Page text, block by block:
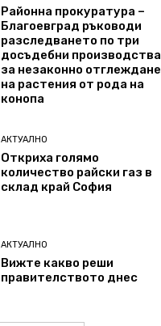
Районна прокуратура –
Благоевград ръководи
разследването по три
досъдебни производства
за незаконно отглеждане
на растения от рода на
конопа
АКТУАЛНО
Откриха голямо
количество райски газ в
склад край София
АКТУАЛНО
Вижте какво реши
правителството днес